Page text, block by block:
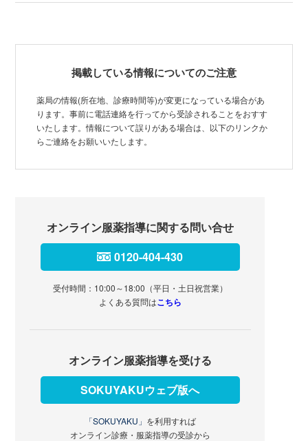
掲載している情報についてのご注意
薬局の情報(所在地、診療時間等)が変更になっている場合があ
ります。事前に電話連絡を行ってから受診されることをおすす
いたします。情報について誤りがある場合は、以下のリンクか
らご連絡をお願いいたします。
オンライン服薬指導に関する問い合せ
0120-404-430
受付時間：10:00～18:00（平日・土日祝営業）
よくある質問はこちら
オンライン服薬指導を受ける
SOKUYAKUウェブ版へ
「SOKUYAKU」 を利用すれば
オンライン診療・服薬指導の受診から